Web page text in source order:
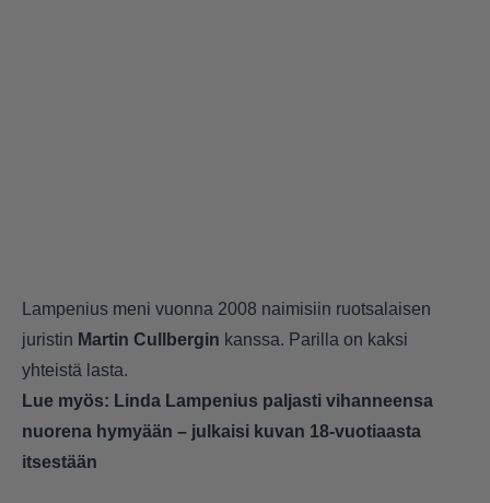
Lampenius meni vuonna 2008 naimisiin ruotsalaisen
juristin Martin Cullbergin kanssa. Parilla on kaksi
yhteistä lasta.
Lue myös: Linda Lampenius paljasti vihanneensa
nuorena hymyään – julkaisi kuvan 18-vuotiaasta
itsestään